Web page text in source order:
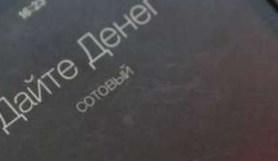
в Волгограде: девушка
женщину с ножом
в Центральном
„Арбузный переполох“